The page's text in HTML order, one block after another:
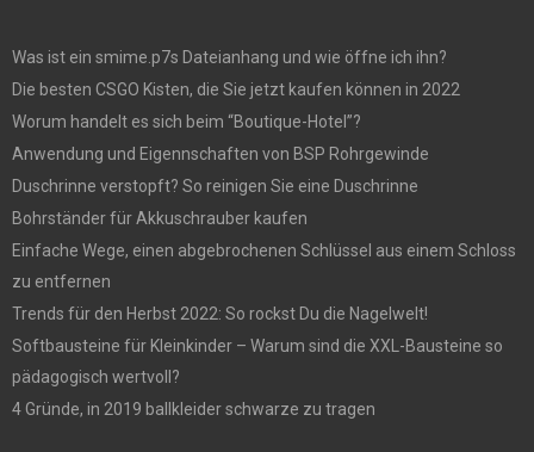
Was ist ein smime.p7s Dateianhang und wie öffne ich ihn?
Die besten CSGO Kisten, die Sie jetzt kaufen können in 2022
Worum handelt es sich beim “Boutique-Hotel”?
Anwendung und Eigennschaften von BSP Rohrgewinde
Duschrinne verstopft? So reinigen Sie eine Duschrinne
Bohrständer für Akkuschrauber kaufen
Einfache Wege, einen abgebrochenen Schlüssel aus einem Schloss
zu entfernen
Trends für den Herbst 2022: So rockst Du die Nagelwelt!
Softbausteine für Kleinkinder – Warum sind die XXL-Bausteine so
pädagogisch wertvoll?
4 Gründe, in 2019 ballkleider schwarze zu tragen